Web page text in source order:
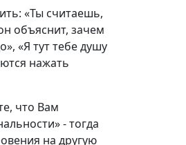
«Ты считаешь,
объяснит, зачем
«Я тут тебе душу
нажать
что Вам
- тогда
на другую